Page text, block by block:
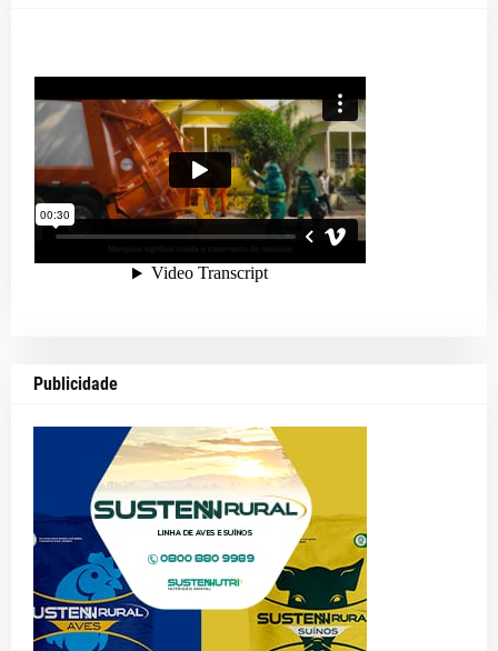
Publicidade